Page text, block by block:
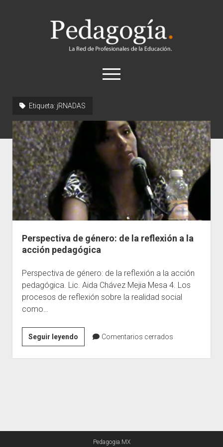
Pedagogía
abrir
el
Historia
Concepto
Entrevistas
General
Escuelas
Contacto
Etiqueta: jRNADAS
Perspectiva de género: de la reflexión a la
acción pedagógica
Perspectiva de género: de la reflexión a la acción
pedagógica. Lic. Aida Chávez Mejia Mesa 4. Los
procesos de reflexión sobre la realidad social
como…
Seguir leyendoPerspectiva
de
género:
acción
pedagógica
Comentarios cerrados
Pedagogia.MX